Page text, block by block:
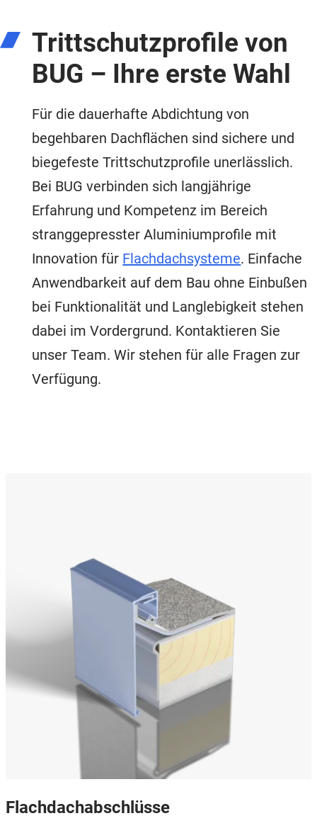
Trittschutzprofile von
BUG – Ihre erste Wahl
Für die dauerhafte Abdichtung von
begehbaren Dachflächen sind sichere und
biegefeste Trittschutzprofile unerlässlich.
Bei BUG verbinden sich langjährige
Erfahrung und Kompetenz im Bereich
stranggepresster Aluminiumprofile mit
Innovation für Flachdachsysteme. Einfache
Anwendbarkeit auf dem Bau ohne Einbußen
bei Funktionalität und Langlebigkeit stehen
dabei im Vordergrund. Kontaktieren Sie
unser Team. Wir stehen für alle Fragen zur
Verfügung.
Flachdachabschlüsse